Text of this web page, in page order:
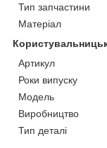
Тип запчастини
Матеріал
Артикул
Роки випуску
Мoдель
Виробництво
Тип деталі